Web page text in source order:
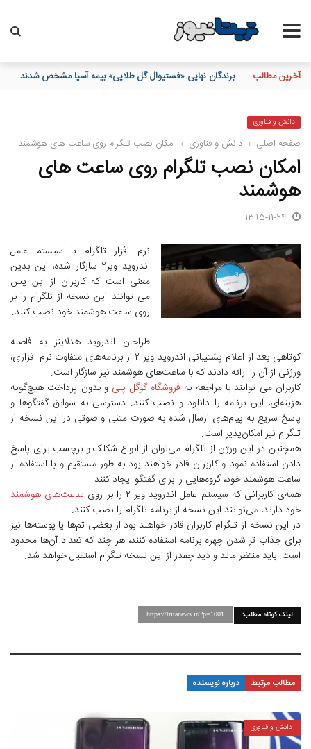
آخرین مطالب برندگان نهایی «فستیوال گل طلایی» بیمه آسیا مشخص شدند
دانش و فناوری
صفحه اصلی › دانش و فناوری › امکان نصب تلگرام روی ساعت های هوشمند
امکان نصب تلگرام روی ساعت های
هوشمند
1395-11-24
نرم افزار تلگرام با سیستم عامل
اندروید ویر۲ سازگار شده، این بدین
معنی است که کاربران از این پس
می توانند این نسخه از تلگرام را بر
روی ساعت هوشمند خود نصب کنند.
طراحان اندروید هدلاینز به فاصله
کوتاهی بعد از اعلام پشتیبانی اندروید ویر ۲ از برنامه‌های متفاوت نرم افزاری،
ورژنی از آن را ارائه دادند که با ساعت‌های هوشمند نیز سازگار است.
کاربران می توانند با مراجعه به فروشگاه گوگل پلی و بدون پرداخت هیچ‌گونه
هزینه‌ای، این برنامه را دانلود و نصب کنند. دسترسی به سوابق گفتگوها و
پاسخ سریع به پیام‌های ارسال شده به صورت متنی و صوتی در این نسخه از
تلگرام نیز امکان‌پذیر است.
همچنین در این ورژن از تلگرام می‌توان از انواع شکلک و برچسب برای پاسخ
دادن استفاده نمود و کاربران قادر خواهند بود به طور مستقیم و با استفاده از
ساعت هوشمند خود، گروه‌هایی را برای گفتگو ایجاد کنند.
همه‌ی کاربرانی که سیستم عامل اندروید ویر ۲ را بر روی
ساعت‌های هوشمند
خود دارند، می‌توانند این نسخه از برنامه تلگرام را نصب کنند.
در این نسخه از تلگرام کاربران قادر خواهند بود از بعضی تم‌ها یا پوسته‌ها نیز
برای جذاب تر شدن چهره برنامه استفاده کنند، هر چند که تعداد آن‌ها محدود
است. باید منتظر ماند و دید چقدر از این نسخه تلگرام استقبال خواهد شد.
لینک کوتاه مطلب: https://tritanews.ir/?p=1001
مطالب مرتبط درباره نویسنده
دانش و فناوری